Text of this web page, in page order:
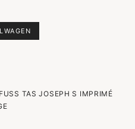
TAS JOSEPH S IMPRIMÉ